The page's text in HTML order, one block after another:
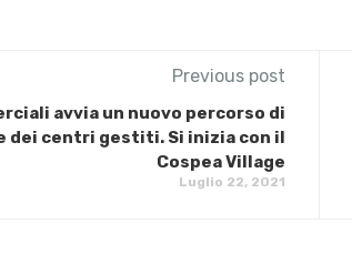
Previous post
avvia un nuovo percorso di
dei centri gestiti. Si inizia con il
Cospea Village
Luglio 22, 2021